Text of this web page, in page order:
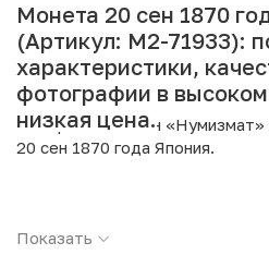
Монета 20 сен 1870
(Артикул: M2-71933):
характеристики,
фотографии в
низкая цена.
Интернет магазин «Нумизмат»
20 сен 1870 года Япония.
Страна: Япония
Показать